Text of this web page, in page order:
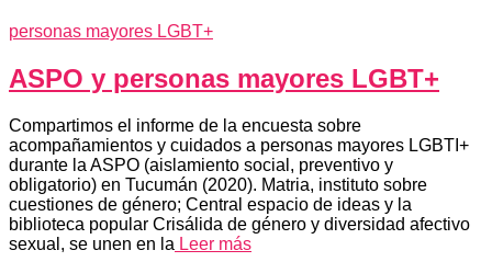
personas mayores LGBT+
ASPO y personas mayores LGBT+
Compartimos el informe de la encuesta sobre
acompañamientos y cuidados a personas mayores LGBTI+
durante la ASPO (aislamiento social, preventivo y
obligatorio) en Tucumán (2020). Matria, instituto sobre
cuestiones de género; Central espacio de ideas y la
biblioteca popular Crisálida de género y diversidad afectivo
sexual, se unen en la Leer más